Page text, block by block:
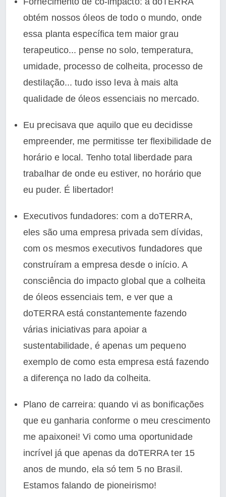
obtém nossos óleos de todo o mundo, onde
essa planta específica tem maior grau
terapeutico... pense no solo, temperatura,
umidade, processo de colheita, processo de
destilação... tudo isso leva à mais alta
qualidade de óleos essenciais no mercado.
Eu precisava que aquilo que eu decidisse
empreender, me permitisse ter flexibilidade de
horário e local. Tenho total liberdade para
trabalhar de onde eu estiver, no horário que
eu puder. É libertador!
Executivos fundadores: com a doTERRA,
eles são uma empresa privada sem dívidas,
com os mesmos executivos fundadores que
construíram a empresa desde o início. A
consciência do impacto global que a colheita
de óleos essenciais tem, e ver que a
doTERRA está constantemente fazendo
várias iniciativas para apoiar a
sustentabilidade, é apenas um pequeno
exemplo de como esta empresa está fazendo
a diferença no lado da colheita.
Plano de carreira: quando vi as bonificações
que eu ganharia conforme o meu crescimento
me apaixonei! Vi como uma oportunidade
incrível já que apenas da doTERRA ter 15
anos de mundo, ela só tem 5 no Brasil.
Estamos falando de pioneirismo!